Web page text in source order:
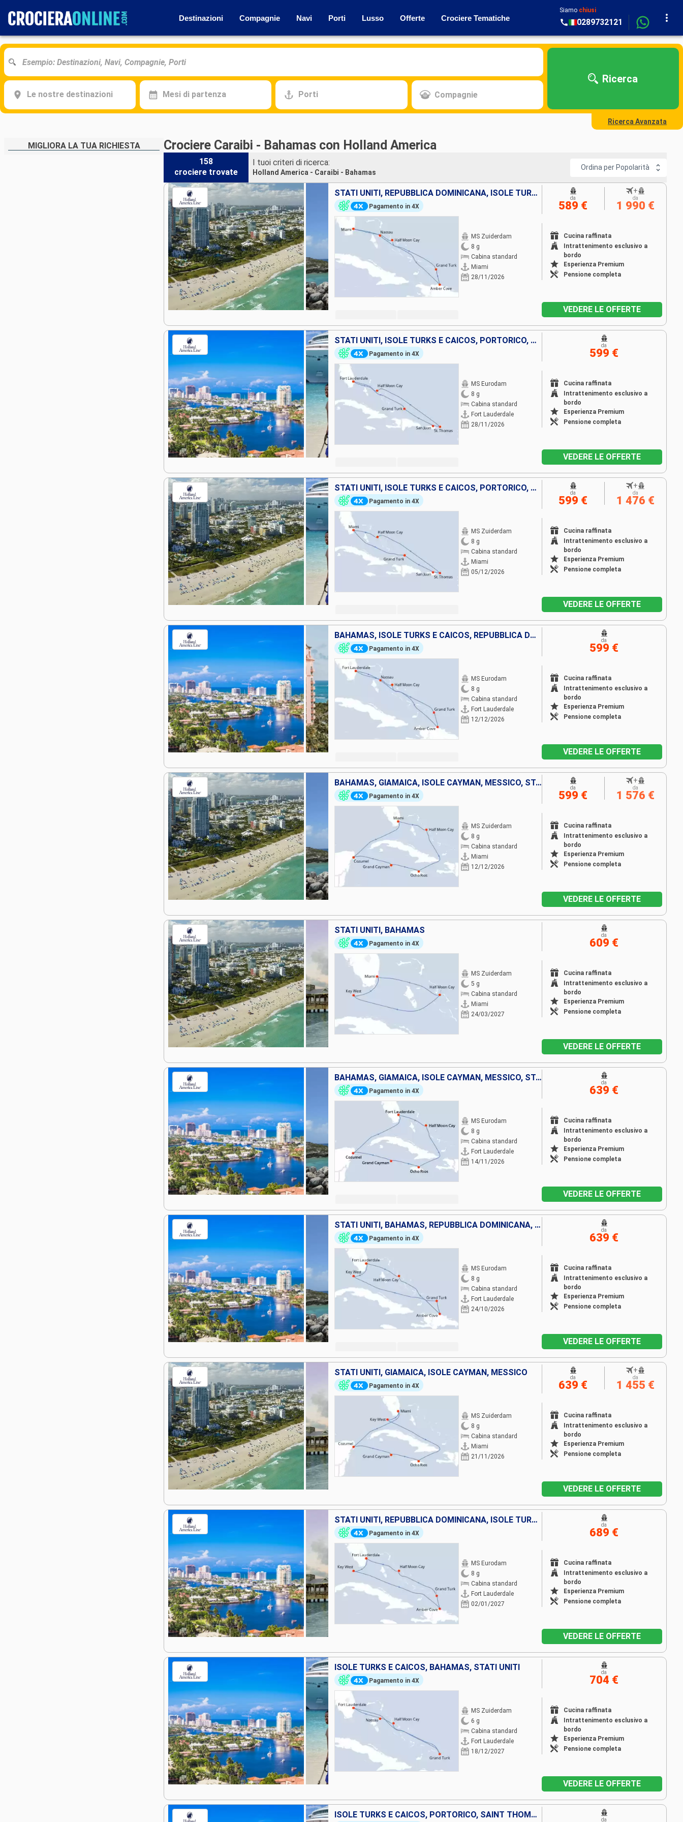
Destinazioni Compagnie Navi Porti Lusso Offerte Crociere Tematiche
Siamo chiusi
0289732121
Le nostre destinazioni Mesi di partenza Porti Compagnie
Ricerca
Ricerca Avanzata
MIGLIORA LA TUA RICHIESTA Crociere Caraibi - Bahamas con Holland America
158
crociere trovate
I tuoi criteri di ricerca:
Holland America - Caraibi - Bahamas
Ordina per Popolarità
STATI UNITI, REPUBBLICA DOMINICANA, ISOLE TURKS E CAICOS, BAHAMAS
Pagamento in 4X
MS Zuiderdam
8 g
Cabina standard
Miami
28/11/2026
Cucina raffinata
Intrattenimento esclusivo a
bordo
Esperienza Premium
Pensione completa
da
589 €
+
da
1 990 €
VEDERE LE OFFERTE
STATI UNITI, ISOLE TURKS E CAICOS, PORTORICO, SAINT THOMAS, BAHAMAS
Pagamento in 4X
MS Eurodam
8 g
Cabina standard
Fort Lauderdale
28/11/2026
Cucina raffinata
Intrattenimento esclusivo a
bordo
Esperienza Premium
Pensione completa
da
599 €
VEDERE LE OFFERTE
STATI UNITI, ISOLE TURKS E CAICOS, PORTORICO, SAINT THOMAS, BAHAMAS
Pagamento in 4X
MS Zuiderdam
8 g
Cabina standard
Miami
05/12/2026
Cucina raffinata
Intrattenimento esclusivo a
bordo
Esperienza Premium
Pensione completa
da
599 €
+
da
1 476 €
VEDERE LE OFFERTE
BAHAMAS, ISOLE TURKS E CAICOS, REPUBBLICA DOMINICANA, STATI UNITI
Pagamento in 4X
MS Eurodam
8 g
Cabina standard
Fort Lauderdale
12/12/2026
Cucina raffinata
Intrattenimento esclusivo a
bordo
Esperienza Premium
Pensione completa
da
599 €
VEDERE LE OFFERTE
BAHAMAS, GIAMAICA, ISOLE CAYMAN, MESSICO, STATI UNITI
Pagamento in 4X
MS Zuiderdam
8 g
Cabina standard
Miami
12/12/2026
Cucina raffinata
Intrattenimento esclusivo a
bordo
Esperienza Premium
Pensione completa
da
599 €
+
da
1 576 €
VEDERE LE OFFERTE
STATI UNITI, BAHAMAS
Pagamento in 4X
MS Zuiderdam
5 g
Cabina standard
Miami
24/03/2027
Cucina raffinata
Intrattenimento esclusivo a
bordo
Esperienza Premium
Pensione completa
da
609 €
VEDERE LE OFFERTE
BAHAMAS, GIAMAICA, ISOLE CAYMAN, MESSICO, STATI UNITI
Pagamento in 4X
MS Eurodam
8 g
Cabina standard
Fort Lauderdale
14/11/2026
Cucina raffinata
Intrattenimento esclusivo a
bordo
Esperienza Premium
Pensione completa
da
639 €
VEDERE LE OFFERTE
STATI UNITI, BAHAMAS, REPUBBLICA DOMINICANA, ISOLE TURKS E CAICOS
Pagamento in 4X
MS Eurodam
8 g
Cabina standard
Fort Lauderdale
24/10/2026
Cucina raffinata
Intrattenimento esclusivo a
bordo
Esperienza Premium
Pensione completa
da
639 €
VEDERE LE OFFERTE
STATI UNITI, GIAMAICA, ISOLE CAYMAN, MESSICO
Pagamento in 4X
MS Zuiderdam
8 g
Cabina standard
Miami
21/11/2026
Cucina raffinata
Intrattenimento esclusivo a
bordo
Esperienza Premium
Pensione completa
da
639 €
+
da
1 455 €
VEDERE LE OFFERTE
STATI UNITI, REPUBBLICA DOMINICANA, ISOLE TURKS E CAICOS, BAHAMAS
Pagamento in 4X
MS Eurodam
8 g
Cabina standard
Fort Lauderdale
02/01/2027
Cucina raffinata
Intrattenimento esclusivo a
bordo
Esperienza Premium
Pensione completa
da
689 €
VEDERE LE OFFERTE
ISOLE TURKS E CAICOS, BAHAMAS, STATI UNITI
Pagamento in 4X
MS Zuiderdam
6 g
Cabina standard
Fort Lauderdale
18/12/2027
Cucina raffinata
Intrattenimento esclusivo a
bordo
Esperienza Premium
Pensione completa
da
704 €
VEDERE LE OFFERTE
ISOLE TURKS E CAICOS, PORTORICO, SAINT THOMAS, BAHAMAS, STATI UNITI
da